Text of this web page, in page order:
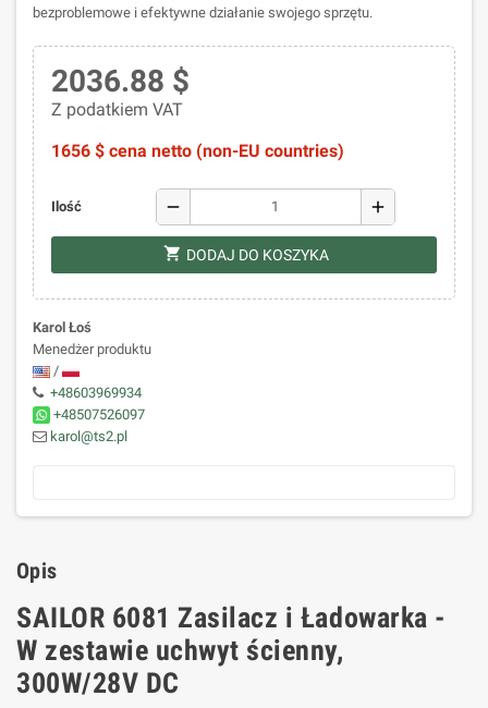
bezproblemowe i efektywne działanie swojego sprzętu.
2036.88 $
Z podatkiem VAT
1656 $ cena netto (non-EU countries)
Ilość remove add
shopping_cart DODAJ DO KOSZYKA
Karol Łoś
Menedżer produktu
/
+48603969934
+48507526097
karol@ts2.pl
Opis
SAILOR 6081 Zasilacz i Ładowarka -
W zestawie uchwyt ścienny,
300W/28V DC